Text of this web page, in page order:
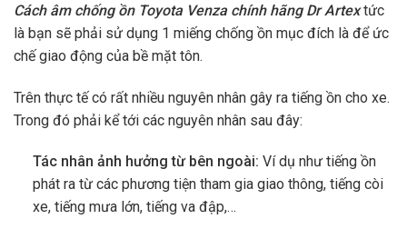
Cách âm chống ồn Toyota Venza chính hãng Dr Artextức
là bạn sẽ phải sử dụng 1 miếng chống ồn mục đích là để ức
chế giao động của bề mặt tôn.
Trên thực tế có rất nhiều nguyên nhân gây ra tiếng ồn cho xe.
Trong đó phải kể tới các nguyên nhân sau đây:
Tác nhân ảnh hưởng từ bên ngoài: Ví dụ như tiếng ồn
phát ra từ các phương tiện tham gia giao thông, tiếng còi
xe, tiếng mưa lớn, tiếng va đập,…